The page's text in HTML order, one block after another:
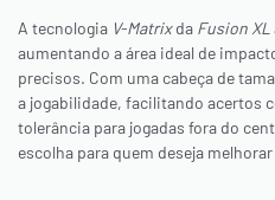
A tecnologia V-Matrixda Fusion XL
aumentando a área ideal de
precisos. Com uma cabeça de
a jogabilidade, facilitando acertos
tolerância para jogadas fora do
escolha para quem deseja